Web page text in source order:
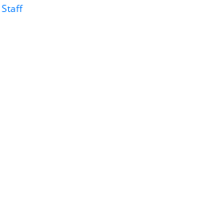
Staff